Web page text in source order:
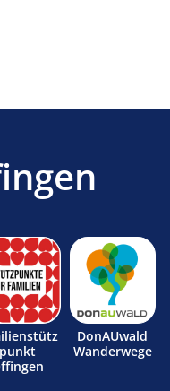
punkt
DonAUwald
Wanderwege